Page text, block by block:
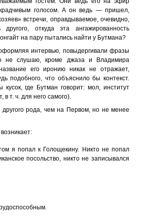
голосом. А он ведь — пришел,
встречи, оправдываемое, очевидно,
откуда эта ангажированность
на пару пытались найти у Бутмана?
интервью, повыдергивали фразы
не слушаю, кроме джаза и Владимира
его иронию никак не отражает,
подобного, что объяснило бы контекст.
где Бутман говорит: мол, институт
т. ч. для него самого).
рода, чем на Первом, но не менее
я попал к Голощекину. Никто не попал
посольство, никто не записывался